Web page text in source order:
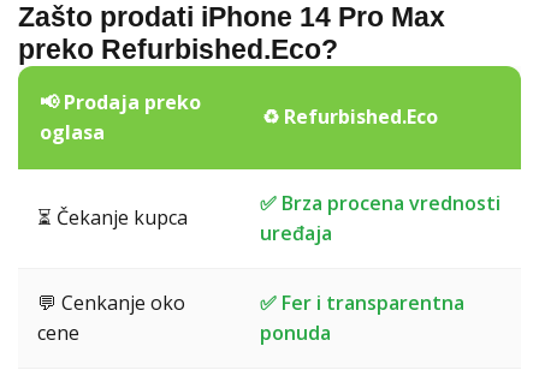
Zašto prodati iPhone 14 Pro Max
preko Refurbished.Eco?
📢 Prodaja preko
oglasa
♻️ Refurbished.Eco
⏳ Čekanje kupca
✅ Brza procena vrednosti
uređaja
💬 Cenkanje oko
cene
✅ Fer i transparentna
ponuda